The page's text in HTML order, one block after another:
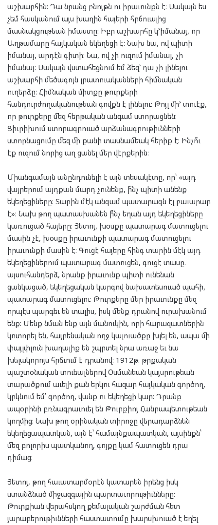
աշխարհին: Դա նրանց բնոյթն ու իրաւունքն է: Սակայն ես
չեմ հասկանում այս խաղին հայերի հրճուալից
մասնակցութեան իմաստը: Իբր աշխարհը կ’իմանայ, որ
Աղթամարը հայկական եկեղեցի է: Նախ նա, ով պիտի
իմանայ, արդէն գիտի: Նա, ով չի ուզում իմանալ, չի
իմանայ: Սակայն վստահեցնում եմ ձեզ՝ դա չի լինելու
աշխարհի մեծագոյն լրատուականների հիմնական
ուղերձը: Հիմնական միտքը թուրքերի
հանդուրժողականութեան գովքն է լինելու: Թոյլ մի’ տուէք,
որ թուրքերը մեզ հերթական անգամ ստորացնեն:
Ցիւրիխում ստորագրուած արձանագրութիւնների
ստորնացումը մեզ մի քանի տասնամեակ հերիք է: Ինչո՞ւ
էք ուզում նորից աղ ցանել մեր վէրքերին:
Միանգամայն անընդունելի է այն տեսակէտը, որ՝ «այդ
վայրերում այդքան մարդ չունենք, ի՞նչ պիտի անենք
եկեղեցիները: Տարին մէկ անգամ պատարագն էլ բաւարար
է»: Նախ թող պատասխանեն ի՞նչ եղան այդ եկեղեցիները
կառուցած հայերը: Յետոյ, խօսքը պատարագ մատուցելու
մասին չէ, խօսքը իրաւունքի պատարագ մատուցելու
իրաւունքի մասին է: Գուցէ հայերը հինգ տարին մէկ այդ
եկեղեցիներում պատարագ մատուցեն, գուցէ տասը.
այսուհանդերձ, նրանք իրաւունք պիտի ունենան
ցանկացած, եկեղեցական կարգով նախատեսուած պահի,
պատարագ մատուցելու: Թուրքերը մեր իրաւունքը մեզ
որպէս պարգեւ են տալիս, իսկ մենք դրանով ուրախանում
ենք: Մենք նման ենք այն մանուկին, որի հարազատներին
կոտորել են, հայրենական ողջ կալուածքը խլել են, ապա մի
փայլփլուն խաղալիք են շպրտել նրա առաջ եւ նա
խելակորոյս հրճւում է դրանով: 1912թ. թրքական
պաշտօնական տուեալներով Օսմանեան կայսրութեան
տարածքում աւելի քան երկու հազար հայկական գործող,
կրկնում եմ՝ գործող, վանք ու եկեղեցի կար: Դրանք
ապօրինի բռնագրաւուել են Թուրքիոյ Հանրապետութեան
կողմից: Նախ թող օրինական տիրոջը վերադարձնեն
եկեղեցապատկան, այն է՝ համայնքապատկան, այսինքն՝
մեզ բոլորիս պատկանող, գոյքը կամ հատուցեն դրա
դիմաց:
Յետոյ, թող հաւատարմօրէն կատարեն իրենց իսկ
ստանձնած միջազգային պարտաւորութիւնները:
Թուրքիան վերահսկող քեմալական շարժման հետ
յարաբերութիւնների հաստատումը խարսխուած է եղել